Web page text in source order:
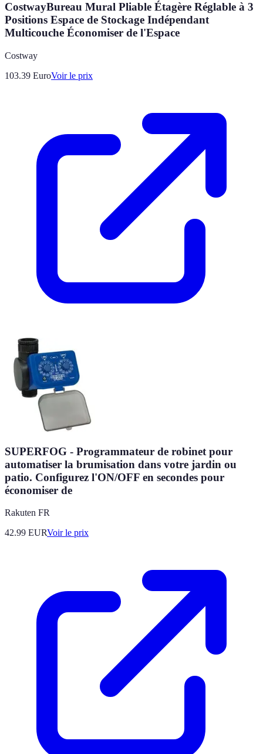
CostwayBureau Mural Pliable Étagère Réglable à 3
Positions Espace de Stockage Indépendant
Multicouche Économiser de l'Espace
Costway
103.39 EuroVoir le prix
SUPERFOG - Programmateur de robinet pour
automatiser la brumisation dans votre jardin ou
patio. Configurez l'ON/OFF en secondes pour
économiser de
Rakuten FR
42.99 EURVoir le prix